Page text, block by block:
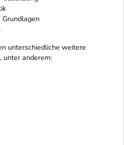
unterschiedliche weitere
unter anderem: